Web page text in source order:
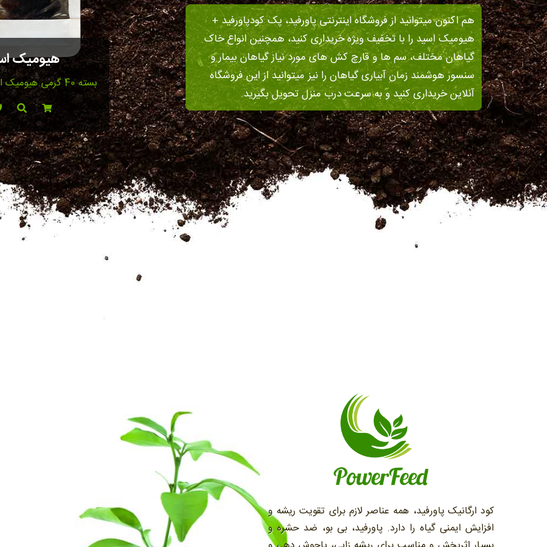
هم اکنون میتوانید از فروشگاه اینترنتی پاورفید، پک کودپاورفید +
هیومیک اسید را با تخفیف ویژه خریداری کنید، همچنین انواع خاک
گیاهان مختلف، سم ها و قارچ کش های مورد نیاز گیاهان بیمار و
سنسور هوشمند زمان آبیاری گیاهان را نیز میتوانید از این فروشگاه
آنلاین خریداری کنید و به سرعت درب منزل تحویل بگیرید.
هیومیک
بسته 40 گرمی هیومیک اسید آمریکایی
کود ارگانیک پاورفید، همه عناصر لازم برای تقویت ریشه و
افزایش ایمنی گیاه را دارد. پاورفید، بی بو، ضد حشره و